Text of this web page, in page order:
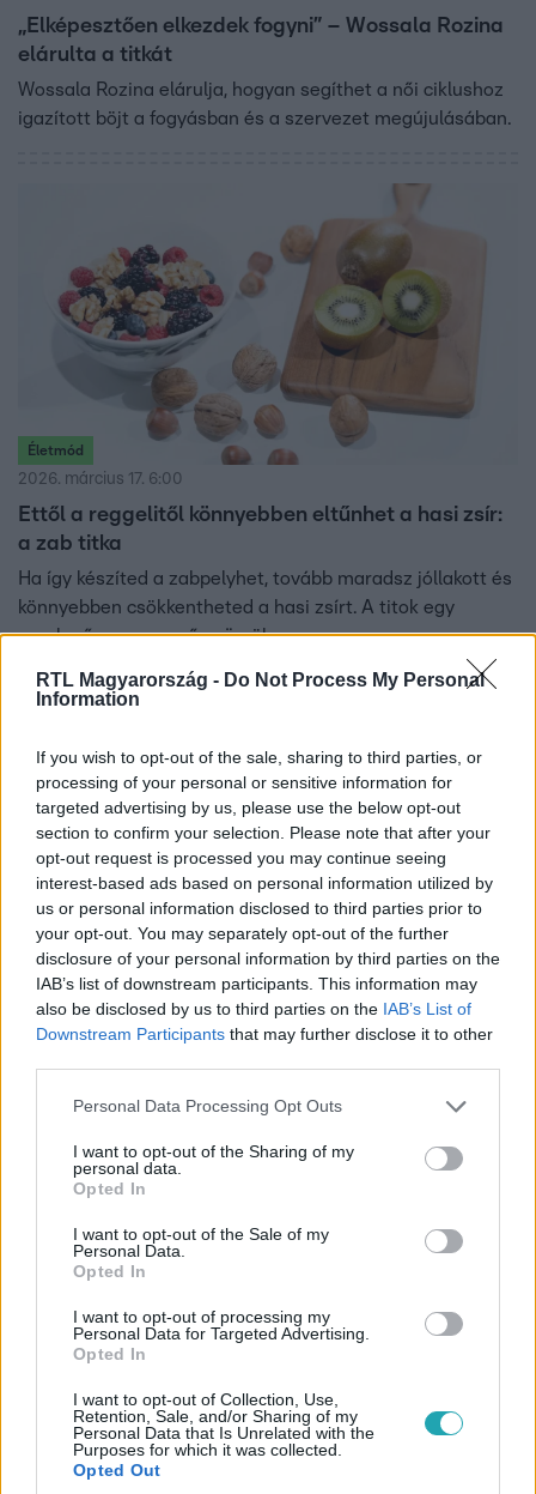
RTL Magyarország - Do Not Process My Personal
Information
If you wish to opt-out of the sale, sharing to third parties, or
processing of your personal or sensitive information for
targeted advertising by us, please use the below opt-out
section to confirm your selection. Please note that after your
opt-out request is processed you may continue seeing
interest-based ads based on personal information utilized by
us or personal information disclosed to third parties prior to
your opt-out. You may separately opt-out of the further
disclosure of your personal information by third parties on the
IAB’s list of downstream participants. This information may
also be disclosed by us to third parties on the IAB’s List of
Downstream Participants that may further disclose it to other
Please note that this website/app uses one or more Google
not limited to your visit or usage behaviour. You may click to
grant or deny consent to Google and its third-party tags to
use your data for below specified purposes in below Google
consent section.
Personal Data Processing Opt Outs
I want to opt-out of the Sharing of my
personal data.
Opted In
I want to opt-out of the Sale of my
Personal Data.
Opted In
I want to opt-out of processing my
Personal Data for Targeted Advertising.
Opted In
I want to opt-out of Collection, Use,
Retention, Sale, and/or Sharing of my
Personal Data that Is Unrelated with the
Purposes for which it was collected.
Opted Out
„Elképesztően elkezdek fogyni” – Wossala Rozina
elárulta a titkát
Wossala Rozina elárulja, hogyan segíthet a női ciklushoz
igazított böjt a fogyásban és a szervezet megújulásában.
Életmód
2026. március 17. 6:00
Ettől a reggelitől könnyebben eltűnhet a hasi zsír:
a zab titka
Ha így készíted a zabpelyhet, tovább maradsz jóllakott és
könnyebben csökkentheted a hasi zsírt. A titok egy
meglepően egyszerű gyümölcs.
Életmód
2026. március 14. 17:00
Egy pohár víz, egy kiló a mérlegen? Ezekkel a
trükkökkel te is biztonságosan fogyhatsz
Ismerd meg, mennyi a biztonságos fogyás, és hogyan
eredményt!